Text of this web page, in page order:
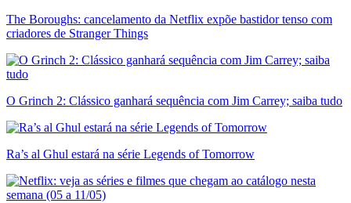
The Boroughs: cancelamento da Netflix expõe bastidor tenso com
criadores de Stranger Things
O Grinch 2: Clássico ganhará sequência com Jim Carrey; saiba tudo
Ra’s al Ghul estará na série Legends of Tomorrow